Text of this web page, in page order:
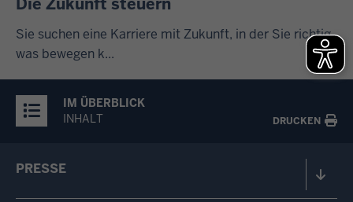
Sie suchen eine Karriere mit Zukunft, in der Sie richtig
was bewegen k...
IM ÜBERBLICK
INHALT
DRUCKEN
PRESSE